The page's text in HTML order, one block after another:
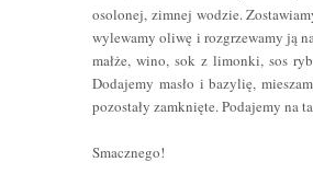
osolonej, zimnej wodzie.
wylewamy oliwę i rozgrzewamy ją
małże, wino, sok z limonki, sos
Dodajemy masło i bazylię,
pozostały zamknięte. Podajemy na
Smacznego!